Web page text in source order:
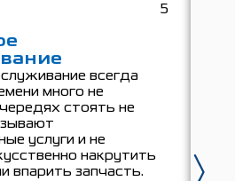
5
всегда
много не
стоять не
услуги и не
накрутить
впарить запчасть.